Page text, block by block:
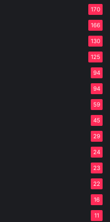
170
166
130
125
94
94
59
45
29
24
23
22
16
11